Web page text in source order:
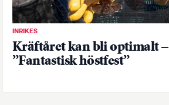
INRIKES
Kräftåret kan bli optimalt –
”Fantastisk höstfest”